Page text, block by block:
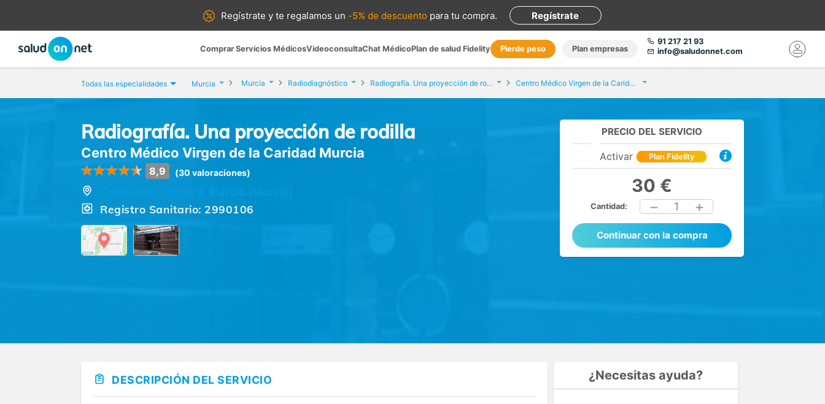
Regístrate yte regalamos un -5% de descuento para tu compra. Regístrate
Comprar Servicios MédicosVideoconsultaChat MédicoPlan de salud Fidelity Pierde peso Plan empresas
91 217 21 93
info@saludonnet.com
Todas las especialidades Murcia Murcia Radiodiagnóstico Radiografía. Una proyección de rodilla Centro Médico Virgen de la Caridad Murcia
Radiografía. Una proyección de rodilla
Centro Médico Virgen de la Caridad Murcia
8,9 (30 valoraciones)
Registro Sanitario: 2990106
PRECIO DEL SERVICIO
Activar Plan Fidelity
30 €
Cantidad: 1
Continuar con la compra
DESCRIPCIÓN DEL SERVICIO ¿Necesitas ayuda?